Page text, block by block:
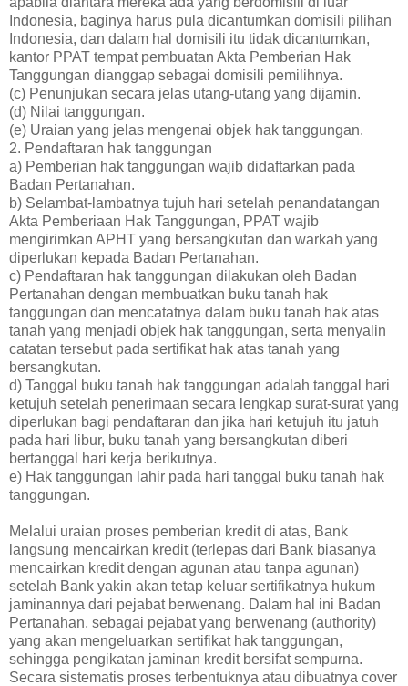
Indonesia, baginya harus pula dicantumkan domisili pilihan
Indonesia, dan dalam hal domisili itu tidak dicantumkan,
kantor PPAT tempat pembuatan Akta Pemberian Hak
Tanggungan dianggap sebagai domisili pemilihnya.
(c) Penunjukan secara jelas utang-utang yang dijamin.
(d) Nilai tanggungan.
(e) Uraian yang jelas mengenai objek hak tanggungan.
2. Pendaftaran hak tanggungan
a) Pemberian hak tanggungan wajib didaftarkan pada
Badan Pertanahan.
b) Selambat-lambatnya tujuh hari setelah penandatangan
Akta Pemberiaan Hak Tanggungan, PPAT wajib
mengirimkan APHT yang bersangkutan dan warkah yang
diperlukan kepada Badan Pertanahan.
c) Pendaftaran hak tanggungan dilakukan oleh Badan
Pertanahan dengan membuatkan buku tanah hak
tanggungan dan mencatatnya dalam buku tanah hak atas
tanah yang menjadi objek hak tanggungan, serta menyalin
catatan tersebut pada sertifikat hak atas tanah yang
bersangkutan.
d) Tanggal buku tanah hak tanggungan adalah tanggal hari
ketujuh setelah penerimaan secara lengkap surat-surat yang
diperlukan bagi pendaftaran dan jika hari ketujuh itu jatuh
pada hari libur, buku tanah yang bersangkutan diberi
bertanggal hari kerja berikutnya.
e) Hak tanggungan lahir pada hari tanggal buku tanah hak
tanggungan.
Melalui uraian proses pemberian kredit di atas, Bank
langsung mencairkan kredit (terlepas dari Bank biasanya
mencairkan kredit dengan agunan atau tanpa agunan)
setelah Bank yakin akan tetap keluar sertifikatnya hukum
jaminannya dari pejabat berwenang. Dalam hal ini Badan
Pertanahan, sebagai pejabat yang berwenang (authority)
yang akan mengeluarkan sertifikat hak tanggungan,
sehingga pengikatan jaminan kredit bersifat sempurna.
Secara sistematis proses terbentuknya atau dibuatnya cover